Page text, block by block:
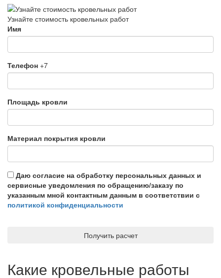
Узнайте стоимость кровельных работ
Имя
Телефон +7
Площадь кровли
Материал покрытия кровли
Даю согласие на обработку персональных данных и
сервисные уведомления по обращению/заказу по
указанным мной контактным данным в соответствии с
политикой конфиденциальности
Получить расчет
Какие кровельные работы